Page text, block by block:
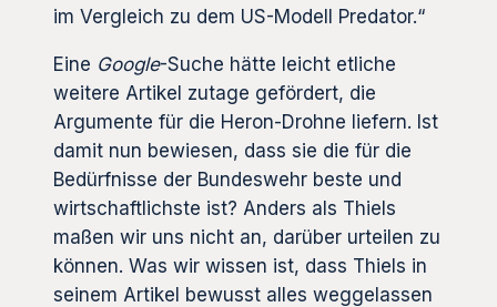
im Vergleich zu dem US-Modell Predator.“
Eine Google-Suche hätte leicht etliche
weitere Artikel zutage gefördert, die
Argumente für die Heron-Drohne liefern. Ist
damit nun bewiesen, dass sie die für die
Bedürfnisse der Bundeswehr beste und
wirtschaftlichste ist? Anders als Thiels
maßen wir uns nicht an, darüber urteilen zu
können. Was wir wissen ist, dass Thiels in
seinem Artikel bewusst alles weggelassen